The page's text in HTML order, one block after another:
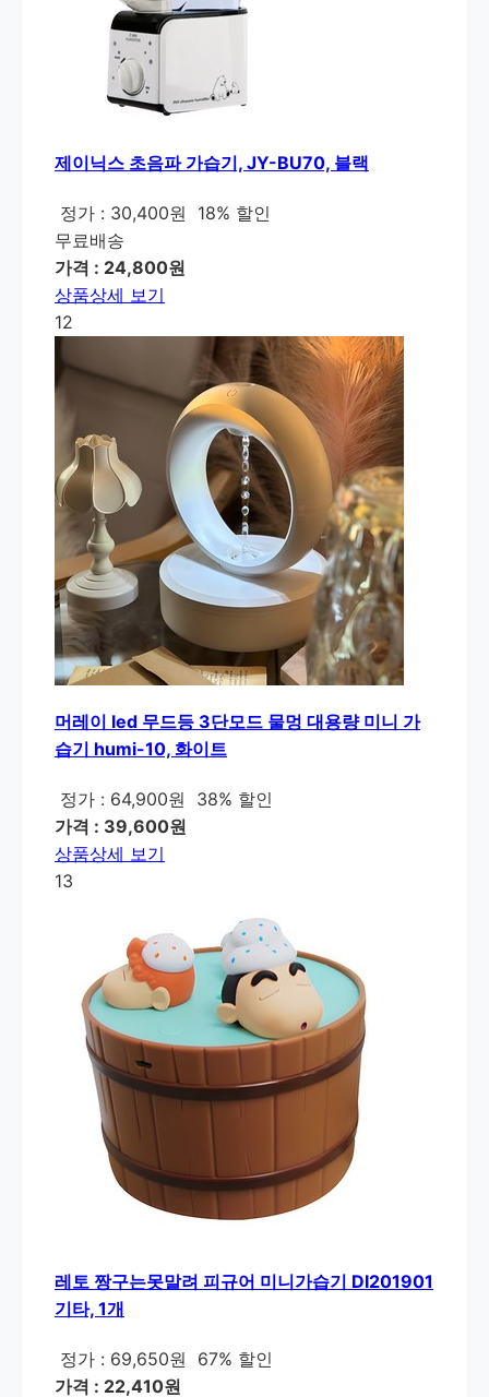
제이닉스 초음파 가습기, JY-BU70, 블랙
정가 : 30,400원
18% 할인
무료배송
가격 : 24,800원
상품상세 보기
12
머레이 led 무드등 3단모드 물멍 대용량 미니 가
습기 humi-10, 화이트
정가 : 64,900원
38% 할인
가격 : 39,600원
상품상세 보기
13
레토 짱구는못말려 피규어 미니가습기 DI201901
기타, 1개
정가 : 69,650원
67% 할인
가격 : 22,410원